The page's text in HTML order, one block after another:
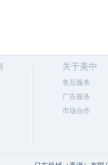
关于美中
售后服务
广告服务
市场合作